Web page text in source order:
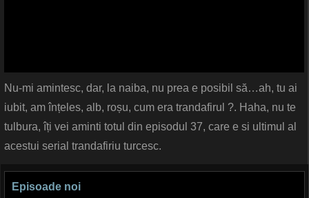
Nu-mi amintesc, dar, la naiba, nu prea e posibil să…ah, tu ai
iubit, am înțeles, alb, roșu, cum era trandafirul ?. Haha, nu te
tulbura, îți vei aminti totul din episodul 37, care e si ultimul al
acestui serial trandafiriu turcesc.
Episoade noi